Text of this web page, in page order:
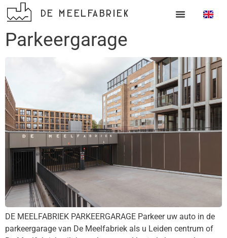
DE MEELFABRIEK
Parkeergarage
DE MEELFABRIEK PARKEERGARAGE Parkeer uw auto in de
parkeergarage van De Meelfabriek als u Leiden centrum of